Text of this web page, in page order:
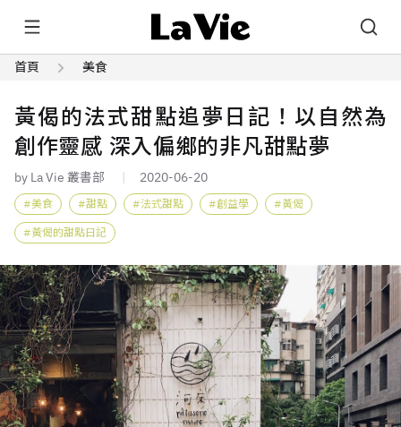
首頁 美食
黃偈的法式甜點追夢日記！以自然為
創作靈感 深入偏鄉的非凡甜點夢
by La Vie 叢書部 2020-06-20
美食 甜點 法式甜點 創益學 黃偈
黃偈的甜點日記